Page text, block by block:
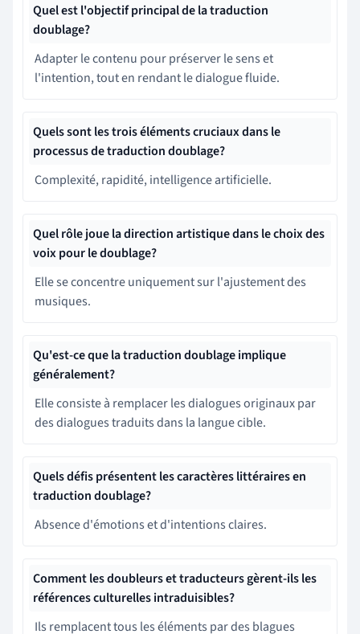
Quel est l'objectif principal de la traduction
doublage?
Adapter le contenu pour préserver le sens et
l'intention, tout en rendant le dialogue fluide.
Quels sont les trois éléments cruciaux dans le
processus de traduction doublage?
Complexité, rapidité, intelligence artificielle.
Quel rôle joue la direction artistique dans le choix des
voix pour le doublage?
Elle se concentre uniquement sur l'ajustement des
musiques.
Qu'est-ce que la traduction doublage implique
généralement?
Elle consiste à remplacer les dialogues originaux par
des dialogues traduits dans la langue cible.
Quels défis présentent les caractères littéraires en
traduction doublage?
Absence d'émotions et d'intentions claires.
Comment les doubleurs et traducteurs gèrent-ils les
références culturelles intraduisibles?
Ils remplacent tous les éléments par des blagues